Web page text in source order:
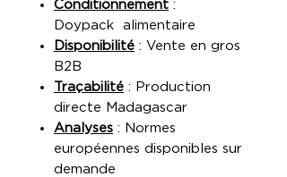
Conditionnement :
Doypack alimentaire
Disponibilité : Vente en gros
B2B
Traçabilité : Production
directe Madagascar
Analyses : Normes
européennes disponibles sur
demande